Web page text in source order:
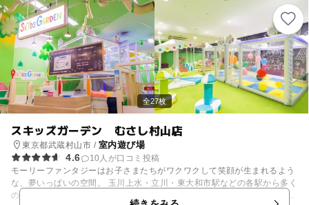
併設されているNICOPAはファミリー向けアミューズメント施設です！ 新
景品、人気キャラクター景品を取り揃えております！ 皆様のご来店をお待
ちしております！
全27枚
スキッズガーデン むさし村山店
東京都武蔵村山市 / 室内遊び場
4.6
10人が口コミ投稿
モーリーファンタジーはお子さまたちがワクワクして笑顔が生まれるよう
な、夢いっぱいの空間。 玉川上水・立川・東大和市駅などの各駅から多く
のバスが出ているイオンモールむさし村山に出店しています。お車でも多